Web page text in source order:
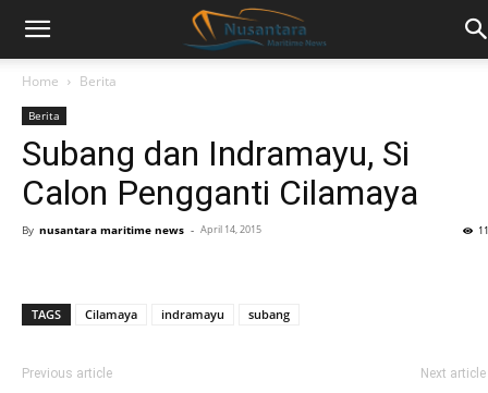
Home Berita
Berita
Subang dan Indramayu, Si
Calon Pengganti Cilamaya
By nusantara maritime news - April 14, 2015
TAGS Cilamaya indramayu subang
Previous article Next article